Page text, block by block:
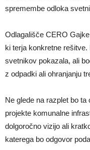
spremembe odloka
Odlagališče CERO
ki terja konkretne
svetnikov pokazala, ali
z odpadki ali ohranjanju
Ne glede na razplet bo
projekte komunalne
dolgoročno vizijo ali
katerega bo odgovor